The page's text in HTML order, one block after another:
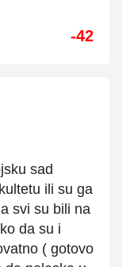
-42
sad
ili su ga
svi su bili na
da su i
( gotovo